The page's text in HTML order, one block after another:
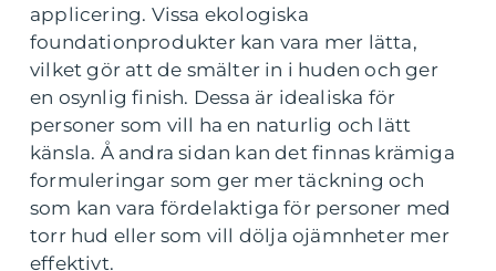
applicering. Vissa ekologiska
foundationprodukter kan vara mer lätta,
vilket gör att de smälter in i huden och ger
en osynlig finish. Dessa är idealiska för
personer som vill ha en naturlig och lätt
känsla. Å andra sidan kan det finnas krämiga
formuleringar som ger mer täckning och
som kan vara fördelaktiga för personer med
torr hud eller som vill dölja ojämnheter mer
effektivt.